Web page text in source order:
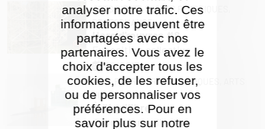
analyser notre trafic. Ces
informations peuvent être
partagées avec nos
partenaires. Vous avez le
choix d'accepter tous les
cookies, de les refuser,
ou de personnaliser vos
préférences. Pour en
savoir plus sur notre
ARTS VISUELS,ARTS PLASTIQUES,
PERFORMANCE
Hors d'œuvres #8
Exposition collective
06/2017
SCULPTURE,ARTS PLASTIQUES,
VISUELS
À l'équilibre
Exposition collective